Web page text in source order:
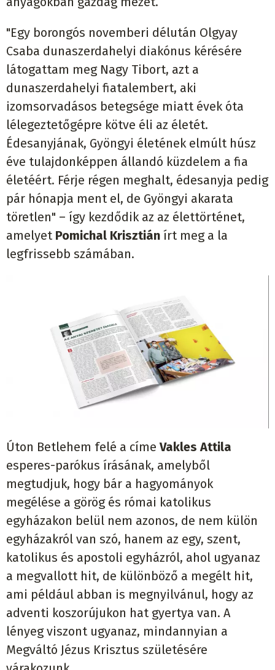
"Egy borongós novemberi délután Olgyay
Csaba dunaszerdahelyi diakónus kérésére
látogattam meg Nagy Tibort, azt a
dunaszerdahelyi fiatalembert, aki
izomsorvadásos betegsége miatt évek óta
lélegeztetőgépre kötve éli az életét.
Édesanyjának, Gyöngyi életének elmúlt húsz
éve tulajdonképpen állandó küzdelem a fia
életéért. Férje régen meghalt, édesanyja pedig
pár hónapja ment el, de Gyöngyi akarata
töretlen" – így kezdődik az az élettörténet,
amelyet Pomichal Krisztián írt meg a la
legfrissebb számában.
Úton Betlehem felé a címeVakles Attila
esperes-parókus írásának, amelyből
megtudjuk, hogy bár a hagyományok
megélése a görög és római katolikus
egyházakon belül nem azonos, de nem külön
egyházakról van szó, hanem az egy, szent,
katolikus és apostoli egyházról, ahol ugyanaz
a megvallott hit, de különböző a megélt hit,
ami például abban is megnyilvánul, hogy az
adventi koszorújukon hat gyertya van. A
lényeg viszont ugyanaz, mindannyian a
Megváltó Jézus Krisztus születésére